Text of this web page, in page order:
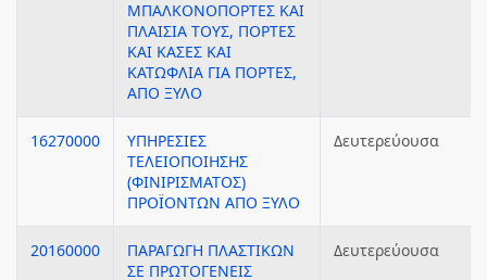
ΜΠΑΛΚΟΝΟΠΟΡΤΕΣ ΚΑΙ
ΠΛΑΙΣΙΑ ΤΟΥΣ, ΠΟΡΤΕΣ
ΚΑΙ ΚΑΣΕΣ ΚΑΙ
ΚΑΤΩΦΛΙΑ ΓΙΑ ΠΟΡΤΕΣ,
ΑΠΟ ΞΥΛΟ
16270000
ΥΠΗΡΕΣΙΕΣ
ΤΕΛΕΙΟΠΟΙΗΣΗΣ
(ΦΙΝΙΡΙΣΜΑΤΟΣ)
ΠΡΟΪΟΝΤΩΝ ΑΠΟ ΞΥΛΟ
Δευτερεύουσα
20160000
ΠΑΡΑΓΩΓΗ ΠΛΑΣΤΙΚΩΝ
ΣΕ ΠΡΩΤΟΓΕΝΕΙΣ
Δευτερεύουσα